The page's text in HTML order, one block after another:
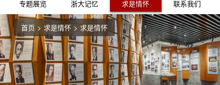
专题展览 浙大记忆 求是情怀 联系我们
首页 求是情怀 求是情怀